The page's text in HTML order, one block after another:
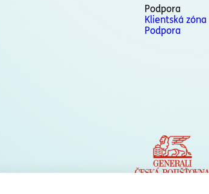
Podpora
Klientská zóna
Podpora